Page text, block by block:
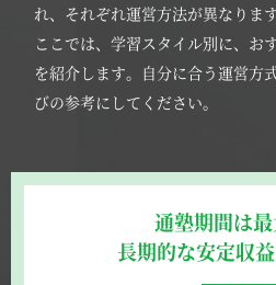
れ、それぞれ運営方法が異なります
ここでは、学習スタイル別に、お
を紹介します。自分に合う運営方
びの参考にしてください。
通塾期間は
長期的な安定収